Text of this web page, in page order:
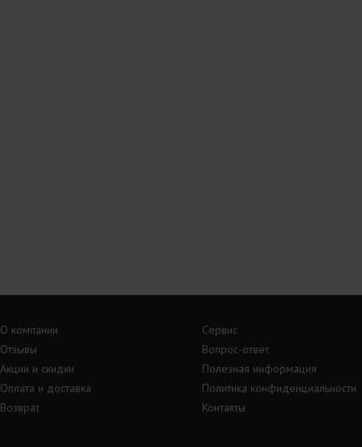
О компании
Сервис
Отзывы
Вопрос-ответ
Акции и скидки
Полезная информация
Оплата и доставка
Политика конфиденциальности
Возврат
Контакты